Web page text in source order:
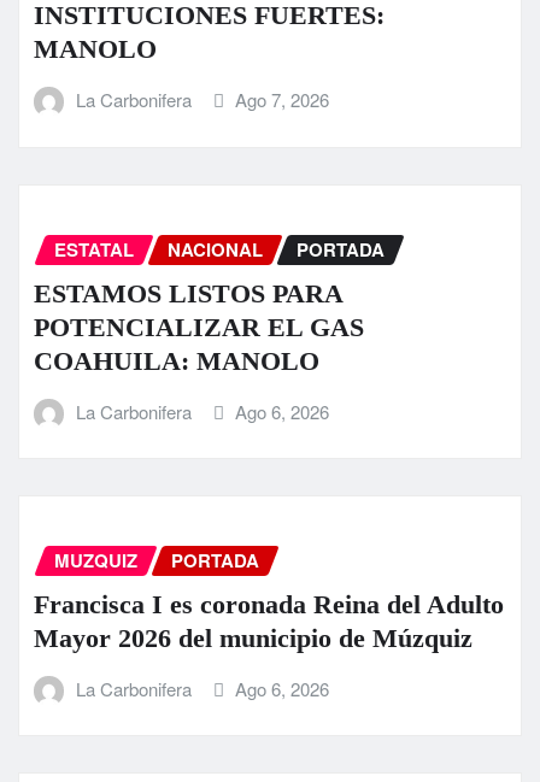
INSTITUCIONES FUERTES:
MANOLO
La Carbonifera Ago 7, 2026
ESTATAL NACIONAL PORTADA
ESTAMOS LISTOS PARA
POTENCIALIZAR EL GAS
COAHUILA: MANOLO
La Carbonifera Ago 6, 2026
MUZQUIZ PORTADA
Francisca I es coronada Reina del Adulto
Mayor 2026 del municipio de Múzquiz
La Carbonifera Ago 6, 2026